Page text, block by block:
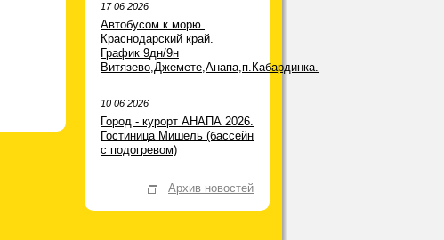
17 06 2026
Автобусом к морю.
Краснодарский край.
График 9дн/9н
Витязево,Джемете,Анапа,п.Кабардинка.
10 06 2026
Город - курорт АНАПА 2026.
Гостиница Мишель (бассейн
с подогревом)
Архив новостей